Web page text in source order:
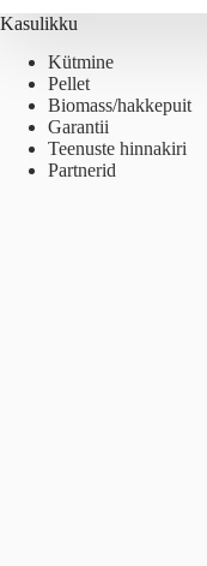
Kasulikku
Kütmine
Pellet
Biomass/hakkepuit
Garantii
Teenuste hinnakiri
Partnerid